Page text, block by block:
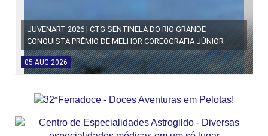
JUVENART 2026 | CTG SENTINELA DO RIO GRANDE
CONQUISTA PRÊMIO DE MELHOR COREOGRAFIA JÚNIOR
05 AUG 2026